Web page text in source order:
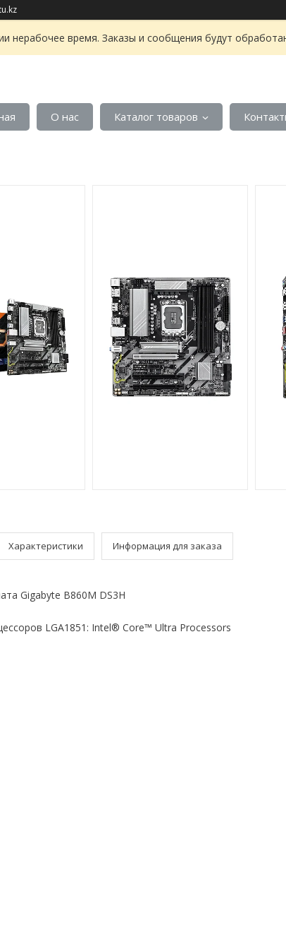
нерабочее время. Заказы и сообщения будут
О нас Каталог товаров
Характеристики Информация для заказа
Gigabyte B860M DS3H
LGA1851: Intel® Core™ Ultra Processors